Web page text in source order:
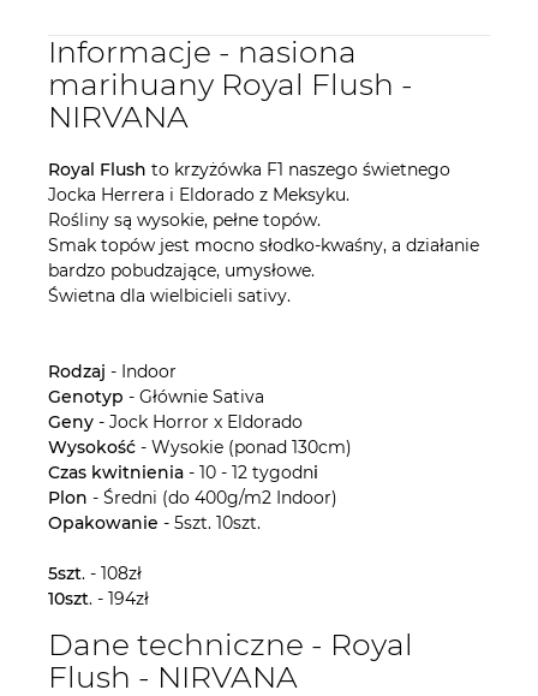
Informacje - nasiona
marihuany Royal Flush -
NIRVANA
Royal Flush to krzyżówka F1 naszego świetnego
Jocka Herrera i Eldorado z Meksyku.
Rośliny są wysokie, pełne topów.
Smak topów jest mocno słodko-kwaśny, a działanie
bardzo pobudzające, umysłowe.
Świetna dla wielbicieli sativy.
Rodzaj - Indoor
Genotyp - Głównie Sativa
Geny - Jock Horror x Eldorado
Wysokość - Wysokie (ponad 130cm)
Czas kwitnienia - 10 - 12 tygodni
Plon - Średni (do 400g/m2 Indoor)
Opakowanie - 5szt. 10szt.
5szt. - 108zł
10szt. - 194zł
Dane techniczne - Royal
Flush - NIRVANA